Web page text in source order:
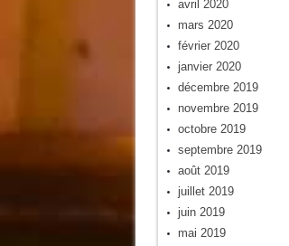
avril 2020
mars 2020
février 2020
janvier 2020
décembre 2019
novembre 2019
octobre 2019
septembre 2019
août 2019
juillet 2019
juin 2019
mai 2019